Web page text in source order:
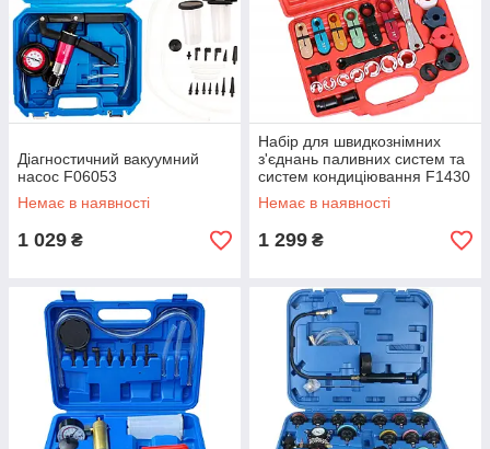
Діагностичний вакуумний
насос F06053
Немає в наявності
1 029 ₴
Набір для швидкознімних
з'єднань паливних систем та
систем кондиціювання F1430
Немає в наявності
1 299 ₴